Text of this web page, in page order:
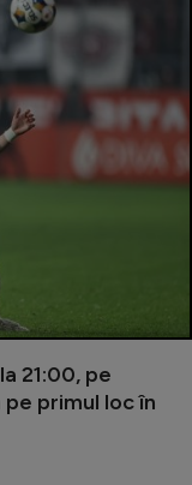
21:00, pe
primul loc în